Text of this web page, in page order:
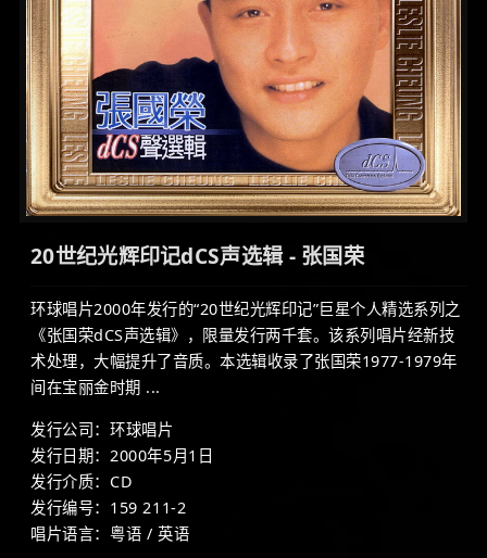
20世纪光辉印记dCS声选辑 - 张国荣
环球唱片2000年发行的“20世纪光辉印记”巨星个人精选系列之
《张国荣dCS声选辑》，限量发行两千套。该系列唱片经新技
术处理，大幅提升了音质。本选辑收录了张国荣1977-1979年
间在宝丽金时期 ...
发行公司：环球唱片
发行日期：2000年5月1日
发行介质：CD
发行编号：159 211-2
唱片语言：粤语 / 英语